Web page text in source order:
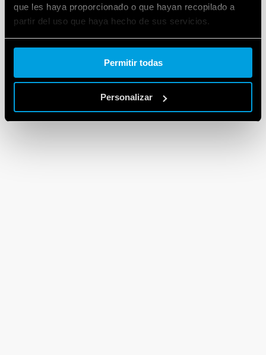
que les haya proporcionado o que hayan recopilado a
partir del uso que haya hecho de sus servicios.
Cookie policy.
Permitir todas
Personalizar